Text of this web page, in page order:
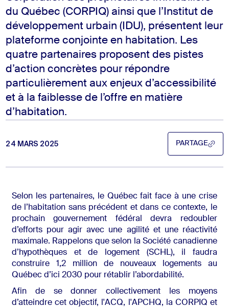
du Québec (CORPIQ) ainsi que l’Institut de
développement urbain (IDU), présentent leur
plateforme conjointe en habitation. Les
quatre partenaires proposent des pistes
d’action concrètes pour répondre
particulièrement auxenjeux d’accessibilité
et à la faiblesse de l’offre en matière
d’habitation.
24 MARS 2025 PARTAGE
PARTAGE
Selon les partenaires, le Québec fait face à une crise
de l’habitation sans précédent et dans ce contexte, le
prochain gouvernement fédéral devra redoubler
d’efforts pour agir avec une agilité et une réactivité
maximale. Rappelons que selon la Société canadienne
d’hypothèques et de logement (SCHL), il faudra
construire 1,2 million de nouveaux logements au
Québec d’ici 2030 pour rétablir l’abordabilité.
Afin de se donner collectivement les moyens
d’atteindre cet objectif, l'ACQ, l'APCHQ, la CORPIQ et